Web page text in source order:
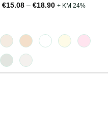
€15.08 – €18.90Hinnavahemik:
+ KM 24%